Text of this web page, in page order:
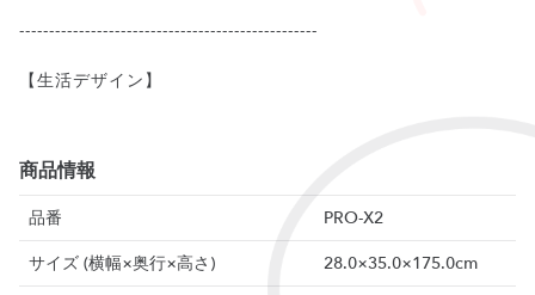
--------------------------------------------------
【生活デザイン】
商品情報
品番
PRO-X2
サイズ (横幅×奥行×高さ)
28.0×35.0×175.0cm